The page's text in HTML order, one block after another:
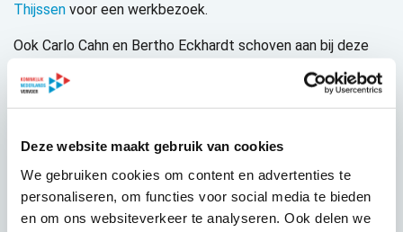
Deze website maakt gebruik van cookies
We gebruiken cookies om content en advertenties te
personaliseren, om functies voor social media te bieden
en om ons websiteverkeer te analyseren. Ook delen we
Thijssen voor een werkbezoek.
Ook Carlo Cahn en Bertho Eckhardt schoven aan bij deze
waardevolle kennisuitwisseling tussen het familiebedrijf en
de hoogste delegatie van de landelijke werkgeverskoepel.
De twee jonge ondernemers gaven een boeiende inkijk in de
organisatie.
Er ontspon zich een goed gesprek over de uitdagingen in
het leerlingenvervoer, het chauffeurstekort en de opleiding